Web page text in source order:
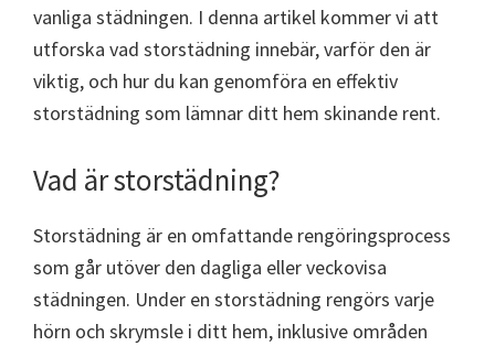
vanliga städningen. I denna artikel kommer vi att
utforska vad storstädning innebär, varför den är
viktig, och hur du kan genomföra en effektiv
storstädning som lämnar ditt hem skinande rent.
Vad är storstädning?
Storstädning är en omfattande rengöringsprocess
som går utöver den dagliga eller veckovisa
städningen. Under en storstädning rengörs varje
hörn och skrymsle i ditt hem, inklusive områden